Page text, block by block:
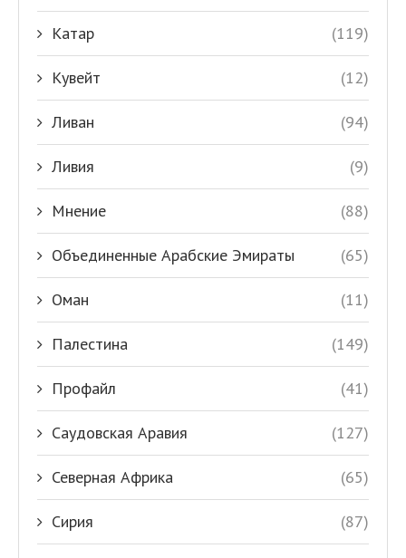
Катар (119)
Кувейт (12)
Ливан (94)
Ливия (9)
Мнение (88)
Объединенные Арабские Эмираты (65)
Оман (11)
Палестина (149)
Профайл (41)
Саудовская Аравия (127)
Северная Африка (65)
Сирия (87)